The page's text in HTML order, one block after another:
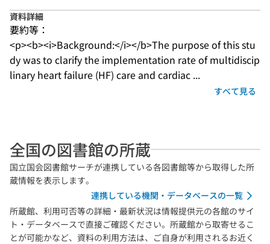
資料詳細
要約等：
<p><b><i>Background:</i></b>The purpose of this stu
dy was to clarify the implementation rate of multidiscip
linary heart failure (HF) care and cardiac ...
すべて見る
全国の図書館の所蔵
国立国会図書館サーチが連携している各図書館等から取得した所
蔵情報を表示します。
連携している機関・データベースの一覧
所蔵館、利用可否等の詳細・最新状況は情報提供元の各館のサイ
ト・データベースで直接ご確認ください。所蔵館から取寄せるこ
とが可能かなど、資料の利用方法は、ご自身が利用されるお近く